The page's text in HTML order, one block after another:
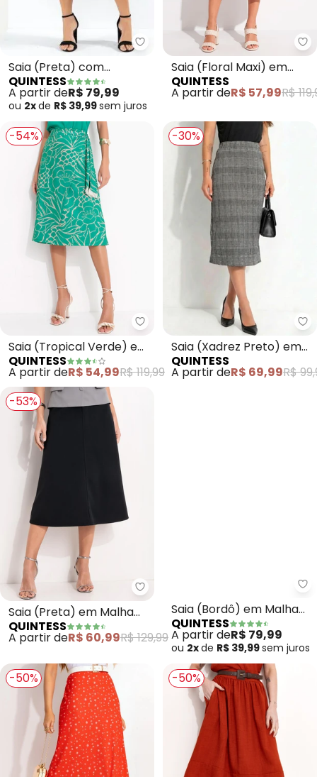
Quintess - Saia (Preta) com
Saia (Preta) com
Babados em Camadas
QUINTESS
A partir deR$ 79,99
ou 2xde R$ 39,99sem juros
Saia (Floral Maxi) em
Malha
QUINTESS
A partir deR$ 57,99R$
-54%
Quintess - Saia (Tropical
Saia (Tropical Verde) em
Malha Fria
QUINTESS
A partir deR$ 54,99R$ 119,99
-30%
Saia (Xadrez Preto) em
Malha Estruturada
QUINTESS
A partir deR$ 69,99R$
-53%
Quintess - Saia (Preta) em
Saia (Preta) em Malha
Crepe
QUINTESS
A partir deR$ 60,99R$ 129,99
Saia (Bordô) em Malha
de Viscose
QUINTESS
A partir deR$ 79,99
ou 2xde R$ 39,99semjuros
-50% -50%